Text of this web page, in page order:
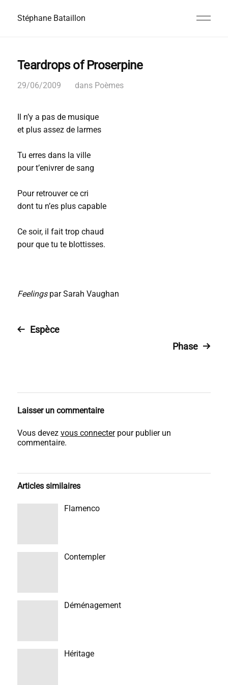
Stéphane Bataillon
Teardrops of Proserpine
29/06/2009 dans Poèmes
Il n’y a pas de musique
et plus assez de larmes
Tu erres dans la ville
pour t’enivrer de sang
Pour retrouver ce cri
dont tu n’es plus capable
Ce soir, il fait trop chaud
pour que tu te blottisses.
Feelingspar Sarah Vaughan
Espèce
Phase
Laisser un commentaire
Vous devez vous connecterpour publier un
commentaire.
Articles similaires
Flamenco
Contempler
Déménagement
Héritage